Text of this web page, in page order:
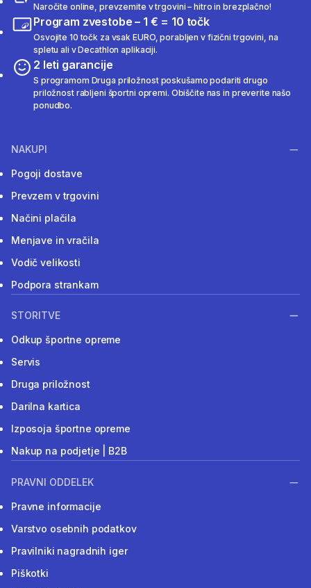
Naročite online, prevzemite v trgovini – hitro in brezplačno!
Program zvestobe – 1 € = 10 točk
Osvojite 10 točk za vsak EURO, porabljen v fizični trgovini, na
spletu ali v Decathlon aplikaciji.
2 leti garancije
S programom Druga priložnost poskušamo podariti drugo
priložnost rabljeni športni opremi. Obiščite nas in preverite našo
ponudbo.
NAKUPI
Pogoji dostave
Prevzem v trgovini
Načini plačila
Menjave in vračila
Vodič velikosti
Podpora strankam
STORITVE
Odkup športne opreme
Servis
Druga priložnost
Darilna kartica
Izposoja športne opreme
Nakup na podjetje | B2B
PRAVNI ODDELEK
Pravne informacije
Varstvo osebnih podatkov
Pravilniki nagradnih iger
Piškotki